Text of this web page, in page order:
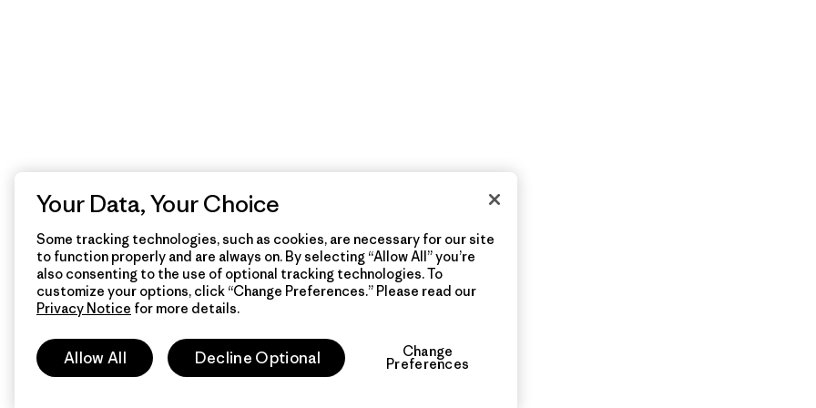
Your Data, Your Choice
Some tracking technologies, such as cookies, are necessary for our site
to function properly and are always on. By selecting “Allow All” you’re
also consenting to the use of optional tracking technologies. To
customize your options, click “Change Preferences.” Please read our
Privacy Notice for more details.
Allow All Decline Optional Change
Preferences